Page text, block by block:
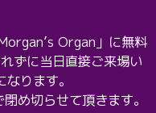
Organ」に無料
ずに当日直接ご来場い
ります。
め切らせて頂きます。